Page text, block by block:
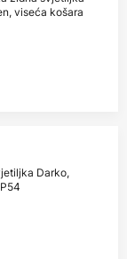
viseća košara
Darko,